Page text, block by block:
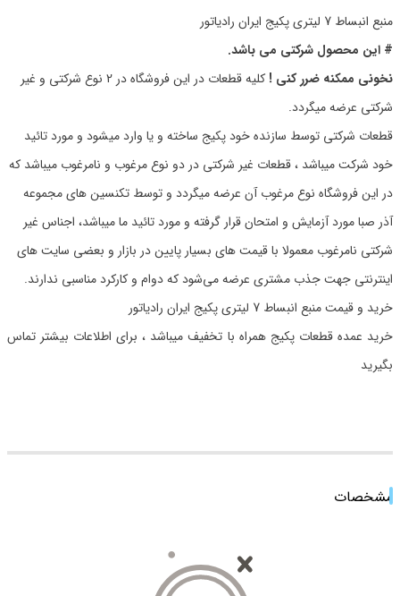
منبع انبساط 7 لیتری پکیج ایران رادیاتور
# این محصول شرکتی می باشد.
نخونی ممکنه ضرر کنی !
کلیه قطعات در این فروشگاه در 2 نوع شرکتی و غیر
شرکتی عرضه میگردد.
قطعات شرکتی توسط سازنده خود پکیج ساخته و یا وارد میشود و مورد تائید
خود شرکت میباشد ، قطعات غیر شرکتی در دو نوع مرغوب و نامرغوب میباشد که
در این فروشگاه نوع مرغوب آن عرضه میگردد و توسط تکنسین های مجموعه
آذر صبا مورد آزمایش و امتحان قرار گرفته و مورد تائید ما میباشد، اجناس غیر
شرکتی نامرغوب معمولا با قیمت های بسیار پایین در بازار و بعضی سایت های
اینترنتی جهت جذب مشتری عرضه می‌شود که دوام و کارکرد مناسبی ندارند.
خرید و قیمت منبع انبساط 7 لیتری پکیج ایران رادیاتور
خرید عمده قطعات پکیج همراه با تخفیف میباشد ، برای اطلاعات بیشتر تماس
بگیرید
مشخصات